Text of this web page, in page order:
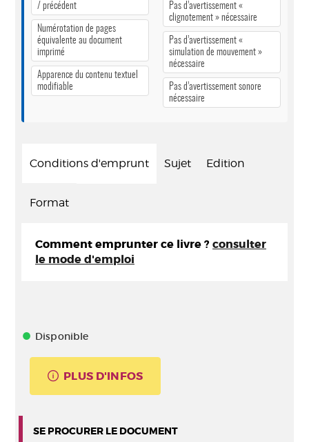
/ précédent
Numérotation de pages
équivalente au document
imprimé
Apparence du contenu textuel
modifiable
Pas d’avertissement «
clignotement » nécessaire
Pas d’avertissement «
simulation de mouvement »
nécessaire
Pas d’avertissement sonore
nécessaire
Conditions d'emprunt Sujet Edition
Format
Comment emprunter ce livre ? consulter
le mode d'emploi
Disponible
PLUS D'INFOS
SE PROCURER LE DOCUMENT